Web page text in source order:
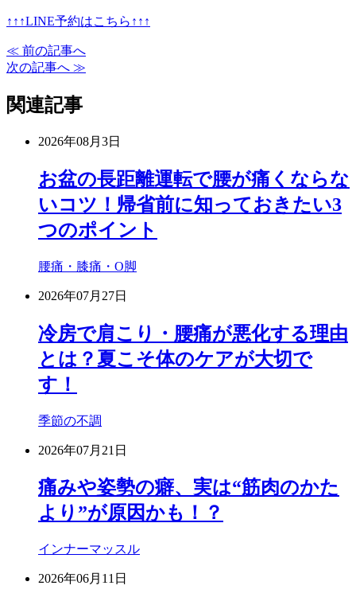
↑↑↑LINE予約はこちら↑↑↑
≪ 前の記事へ
次の記事へ ≫
関連記事
2026年08月3日
お盆の長距離運転で腰が痛くならな
いコツ！帰省前に知っておきたい3
つのポイント
腰痛・膝痛・O脚
2026年07月27日
冷房で肩こり・腰痛が悪化する理由
とは？夏こそ体のケアが大切で
す！
季節の不調
2026年07月21日
痛みや姿勢の癖、実は“筋肉のかた
より”が原因かも！？
インナーマッスル
2026年06月11日